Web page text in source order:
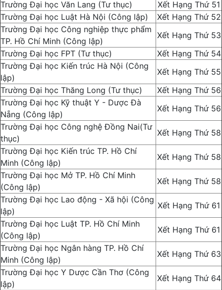
Trường Đại học Văn Lang (Tư thục)
Xết Hạng Thứ 51
Trường Đại học Luật Hà Nội (Công lập)
Xết Hạng Thứ 52
Trường Đại học Công nghiệp thực phẩm
TP. Hồ Chí Minh (Công lập)
Xết Hạng Thứ 53
Trường Đại học FPT (Tư thục)
Xết Hạng Thứ 54
Trường Đại học Kiến trúc Hà Nội (Công
lập)
Xết Hạng Thứ 55
Trường Đại học Thăng Long (Tư thục)
Xết Hạng Thứ 56
Trường Đại học Kỹ thuật Y - Dược Đà
Nẵng (Công lập)
Xết Hạng Thứ 56
Trường Đại học Công nghệ Đồng Nai(Tư
thục)
Xết Hạng Thứ 58
Trường Đại học Kiến trúc TP. Hồ Chí
Minh (Công lập)
Xết Hạng Thứ 58
Trường Đại học Mở TP. Hồ Chí Minh
(Công lập)
Xết Hạng Thứ 58
Trường Đại học Lao động - Xã hội (Công
lập)
Xết Hạng Thứ 61
Trường Đại học Luật TP. Hồ Chí Minh
(Công lập)
Xết Hạng Thứ 61
Trường Đại học Ngân hàng TP. Hồ Chí
Minh (Công lập)
Xết Hạng Thứ 63
Trường Đại học Y Dược Cần Thơ (Công
lập)
Xết Hạng Thứ 64